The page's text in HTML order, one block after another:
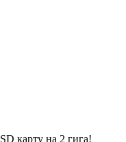
карту на 2 гига!